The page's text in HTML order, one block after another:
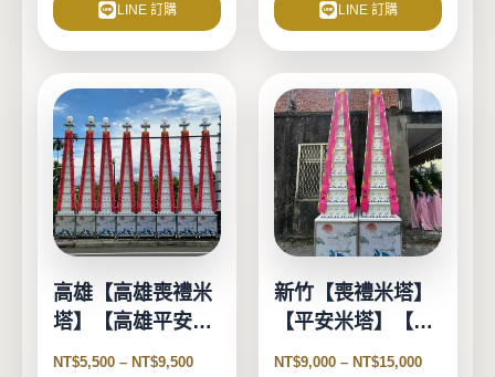
LINE 訂購 LINE 訂購
高雄【高雄喪禮米
塔】【高雄平安米
塔】【高雄告別式
NT$5,500 – NT$9,500
產
品
有
多
種
款
可
在
新竹【喪禮米塔】
【平安米塔】【告
別式米塔】
NT$9,000 – NT$15,000
產
品
有
多
種
款
可